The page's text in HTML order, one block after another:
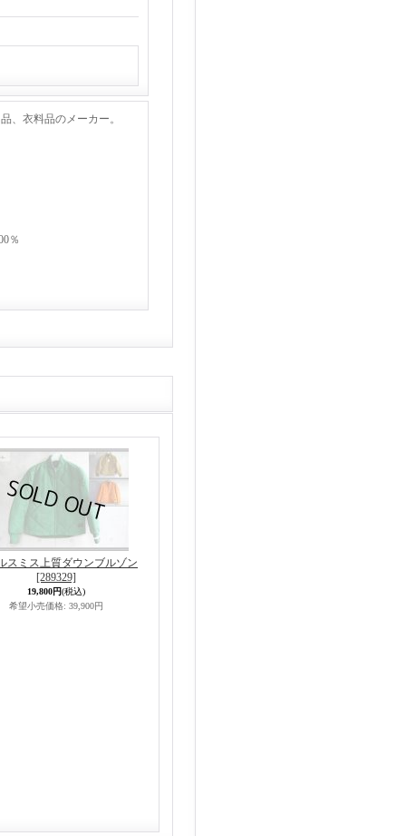
、衣料品のメーカー。
％
スミス上質ダウンブルゾン
[289329]
19,800円(税込)
希望小売価格: 39,900円